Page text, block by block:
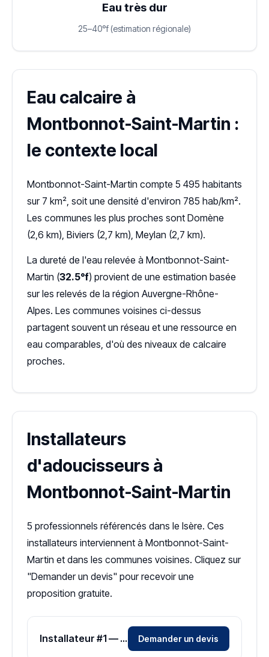
Eau très dur
25–40°f (estimation régionale)
Eau calcaire à
Montbonnot-Saint-Martin :
le contexte local
Montbonnot-Saint-Martin compte 5 495 habitants
sur 7 km², soit une densité d'environ 785 hab/km².
Les communes les plus proches sont Domène
(2,6 km), Biviers (2,7 km), Meylan (2,7 km).
La dureté de l'eau relevée à Montbonnot-Saint-
Martin (32.5°f) provient de une estimation basée
sur les relevés de la région Auvergne-Rhône-
Alpes. Les communes voisines ci-dessus
partagent souvent un réseau et une ressource en
eau comparables, d'où des niveaux de calcaire
proches.
Installateurs
d'adoucisseurs à
Montbonnot-Saint-Martin
5 professionnels référencés dans le Isère. Ces
installateurs interviennent à Montbonnot-Saint-
Martin et dans les communes voisines. Cliquez sur
"Demander un devis" pour recevoir une
proposition gratuite.
Installateur #1 — Zone Isère Demander un devis